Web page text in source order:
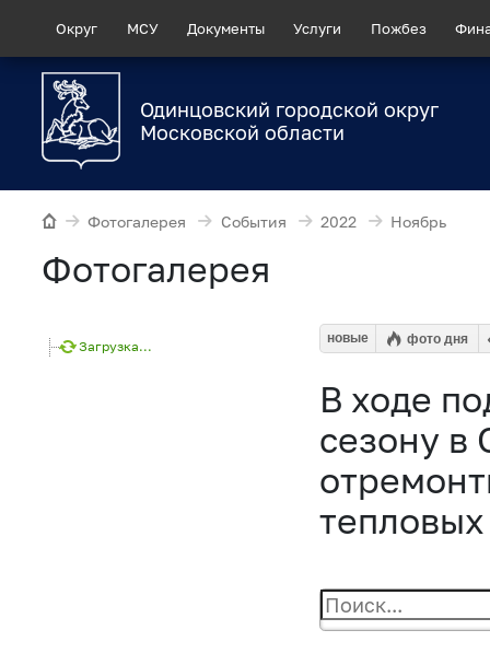
Округ МСУ Документы Услуги Пожбез
Одинцовский городской округ
Московской области
Фотогалерея События 2022 Ноябрь
Фотогалерея
Загрузка...
новые фото дня
В ходе
сезону в